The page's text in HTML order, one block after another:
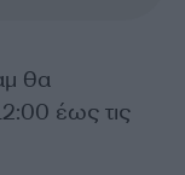
θα
έως τις